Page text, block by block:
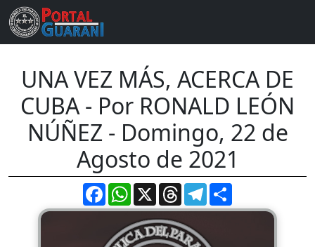
UNA VEZ MÁS, ACERCA DE
CUBA - Por RONALD LEÓN
NÚÑEZ - Domingo, 22 de
Agosto de 2021
FacebookWhatsApp
X ThreadsTelegram